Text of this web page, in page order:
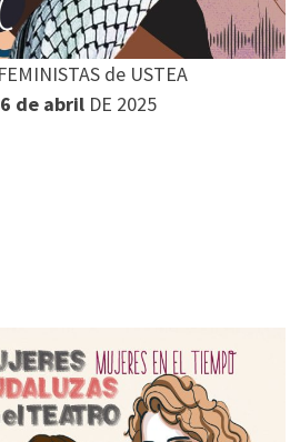
de USTEA
de abrilDE 2025